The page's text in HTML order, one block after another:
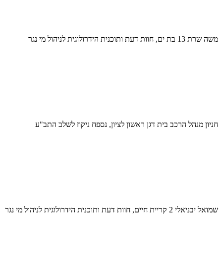
משה שרת 13 בת ים, חוות דעת ותוכנית הידרולוגית לניהול מי נגר
חניון מנהל הרכב בית דגן ראשון לציון, נספח ניקוז לשלב התב"ע
שמואל יבניאלי 2 קריית חיים, חוות דעת ותוכנית הידרולוגית לניהול מי נגר